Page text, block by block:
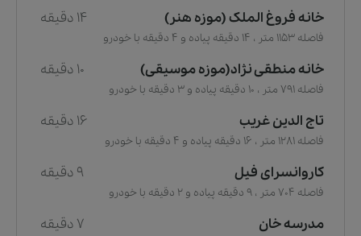
خانه فروغ الملک (موزه هنر) 14 دقیقه
فاصله 1153 متر ، 14 دقیقه پیاده و 4 دقیقه با خودرو
خانه منطقی نژاد(موزه موسیقی) 10 دقیقه
فاصله 791 متر ، 10 دقیقه پیاده و 3 دقیقه با خودرو
تاج الدین غریب 16 دقیقه
فاصله 1281 متر ، 16 دقیقه پیاده و 4 دقیقه با خودرو
کاروانسرای فیل 9 دقیقه
فاصله 704 متر ، 9 دقیقه پیاده و 2 دقیقه با خودرو
مدرسه خان 7 دقیقه